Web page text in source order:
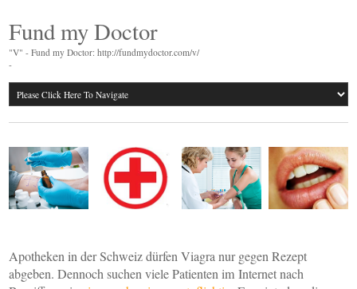
Fund my Doctor
"V" - Fund my Doctor: http://fundmydoctor.com/v/
-
Apotheken in der Schweiz dürfen Viagra nur gegen Rezept
abgeben. Dennoch suchen viele Patienten im Internet nach